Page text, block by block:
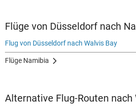
Flüge von Düsseldorf nach
Flug von Düsseldorf nach Walvis Bay
Flüge Namibia
Alternative Flug-Routen nach